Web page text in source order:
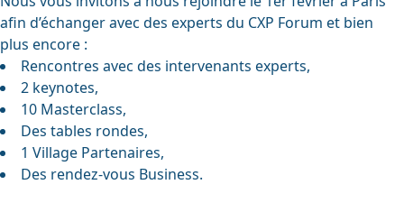
afin d’échanger avec des experts du CXP Forum et bien
plus encore :
Rencontres avec des intervenants experts,
2 keynotes,
10 Masterclass,
Des tables rondes,
1 Village Partenaires,
Des rendez-vous Business.